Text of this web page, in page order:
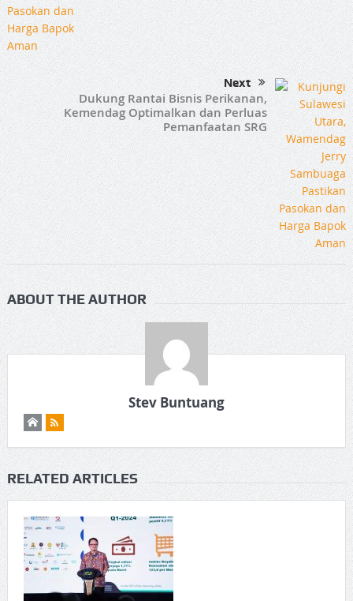
Next
Dukung Rantai Bisnis Perikanan,
Kemendag Optimalkan dan Perluas
Pemanfaatan SRG
ABOUT THE AUTHOR
Stev Buntuang
RELATED ARTICLES